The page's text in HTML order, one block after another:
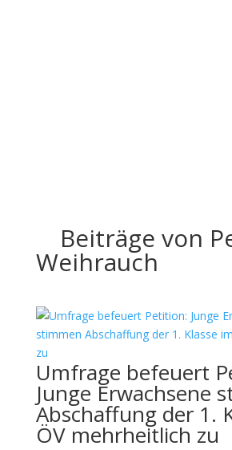
Beiträge von
Weihrauch
Umfrage befeuert
Junge Erwachsene
Abschaffung der 1.
ÖV mehrheitlich zu